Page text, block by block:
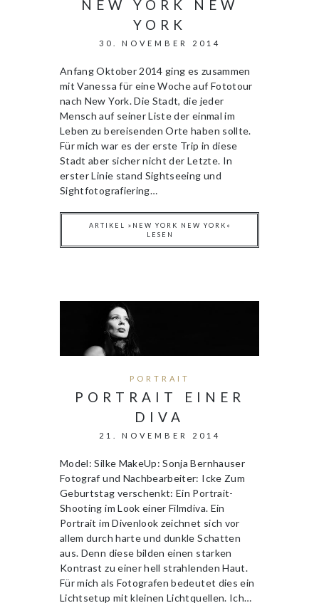
NEW YORK NEW
YORK
30. NOVEMBER 2014
Anfang Oktober 2014 ging es zusammen
mit Vanessa für eine Woche auf Fototour
nach New York. Die Stadt, die jeder
Mensch auf seiner Liste der einmal im
Leben zu bereisenden Orte haben sollte.
Für mich war es der erste Trip in diese
Stadt aber sicher nicht der Letzte. In
erster Linie stand Sightseeing und
Sightfotografiering…
ARTIKEL »NEW YORK NEW YORK«
LESEN
PORTRAIT
PORTRAIT EINER
DIVA
21. NOVEMBER 2014
Model: Silke MakeUp: Sonja Bernhauser
Fotograf und Nachbearbeiter: Icke Zum
Geburtstag verschenkt: Ein Portrait-
Shooting im Look einer Filmdiva. Ein
Portrait im Divenlook zeichnet sich vor
allem durch harte und dunkle Schatten
aus. Denn diese bilden einen starken
Kontrast zu einer hell strahlenden Haut.
Für mich als Fotografen bedeutet dies ein
Lichtsetup mit kleinen Lichtquellen. Ich…